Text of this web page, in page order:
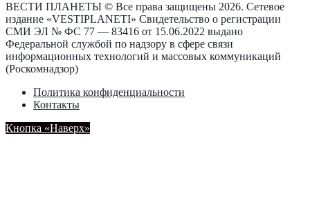
ВЕСТИ ПЛАНЕТЫ © Все права защищены 2026. Сетевое
издание «VESTIPLANETI» Свидетельство о регистрации
СМИ ЭЛ № ФС 77 — 83416 от 15.06.2022 выдано
Федеральной службой по надзору в сфере связи
информационных технологий и массовых коммуникаций
(Роскомнадзор)
Политика конфиденциальности
Контакты
Кнопка «Наверх»